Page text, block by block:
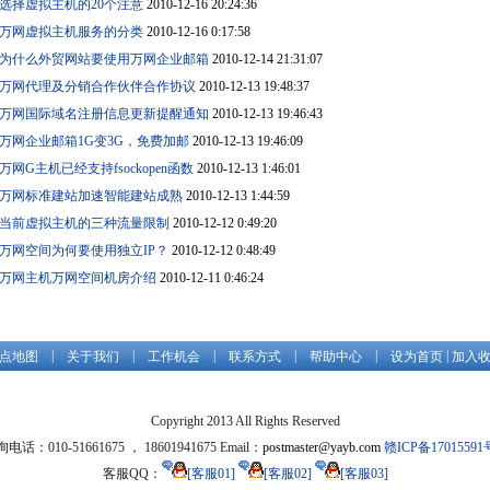
选择虚拟主机的20个注意 2010-12-16 20:24:36
万网虚拟主机服务的分类 2010-12-16 0:17:58
为什么外贸网站要使用万网企业邮箱 2010-12-14 21:31:07
万网代理及分销合作伙伴合作协议 2010-12-13 19:48:37
万网国际域名注册信息更新提醒通知 2010-12-13 19:46:43
万网企业邮箱1G变3G，免费加邮 2010-12-13 19:46:09
万网G主机已经支持fsockopen函数 2010-12-13 1:46:01
万网标准建站加速智能建站成熟 2010-12-13 1:44:59
当前虚拟主机的三种流量限制 2010-12-12 0:49:20
万网空间为何要使用独立IP？ 2010-12-12 0:48:49
万网主机万网空间机房介绍 2010-12-11 0:46:24
地图 关于我们 工作机会| 联系方式| 帮助中心| 设为首页| 加入
Copyright 2013 All Rights Reserved
电话：010-51661675 ， 18601941675 Email： postmaster@yayb.com 赣ICP备17015591
客服QQ：
[客服01] [客服02] [客服03]